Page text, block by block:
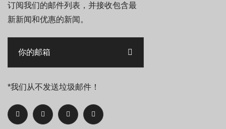
订阅我们的邮件列表，并接收包含最
新新闻和优惠的新闻。
*我们从不发送垃圾邮件！